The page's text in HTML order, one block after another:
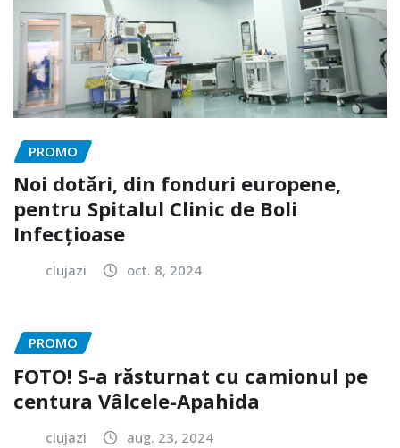
PROMO
Noi dotări, din fonduri europene,
pentru Spitalul Clinic de Boli
Infecțioase
clujazi oct. 8, 2024
PROMO
FOTO! S-a răsturnat cu camionul pe
centura Vâlcele-Apahida
clujazi aug. 23, 2024